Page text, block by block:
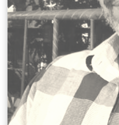
Mohamed El Bouchti -
Artiste Plasticien
elbouchti.m63@gmail.com
Lot. Ismailia 2, NR 38,
Tel : +212(0) 662666452